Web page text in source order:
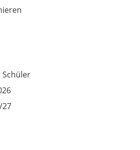
Schüler
27